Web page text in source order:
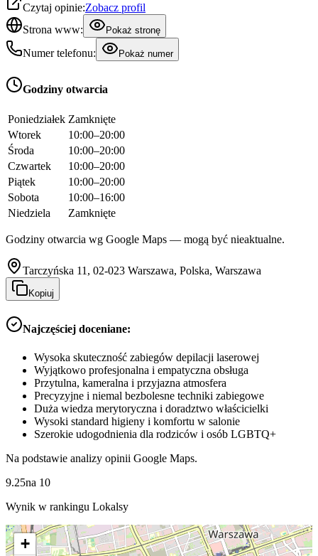
Czytaj opinie:Zobacz profil
Strona www:
Pokaż stronę
Numer telefonu: Pokaż numer
Godziny otwarcia
Poniedziałek Zamknięte
Wtorek
10:00–20:00
Środa
10:00–20:00
Czwartek
10:00–20:00
Piątek
10:00–20:00
Sobota
10:00–16:00
Niedziela
Zamknięte
Godziny otwarcia wg Google Maps — mogą być nieaktualne.
Tarczyńska 11, 02-023 Warszawa, Polska, Warszawa
Kopiuj
Najczęściej doceniane:
Wysoka skuteczność zabiegów depilacji laserowej
Wyjątkowo profesjonalna i empatyczna obsługa
Przytulna, kameralna i przyjazna atmosfera
Precyzyjne i niemal bezbolesne techniki zabiegowe
Duża wiedza merytoryczna i doradztwo właścicielki
Wysoki standard higieny i komfortu w salonie
Szerokie udogodnienia dla rodziców i osób LGBTQ+
Na podstawie analizy opinii Google Maps.
9.25na 10
Wynik w rankingu Lokalsy
+